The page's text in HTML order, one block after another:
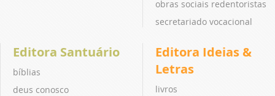
obras sociais redentoristas
secretariado vocacional
Editora Santuário
bíblias
deus conosco
Editora Ideias &
Letras
livros